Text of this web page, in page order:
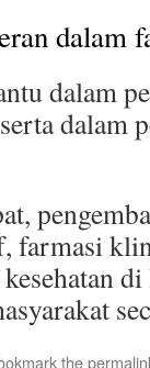
dalam
dalam
dalam
farmasi
the